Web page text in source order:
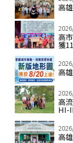
高
高
獲
高
高
HI-
高